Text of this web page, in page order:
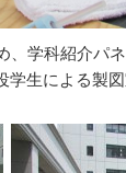
学科紹介パ
生による製